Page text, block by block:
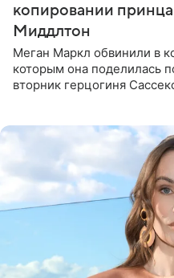
копировании
Миддлтон
Меган Маркл обвинили в
которым она поделилась
вторник герцогиня